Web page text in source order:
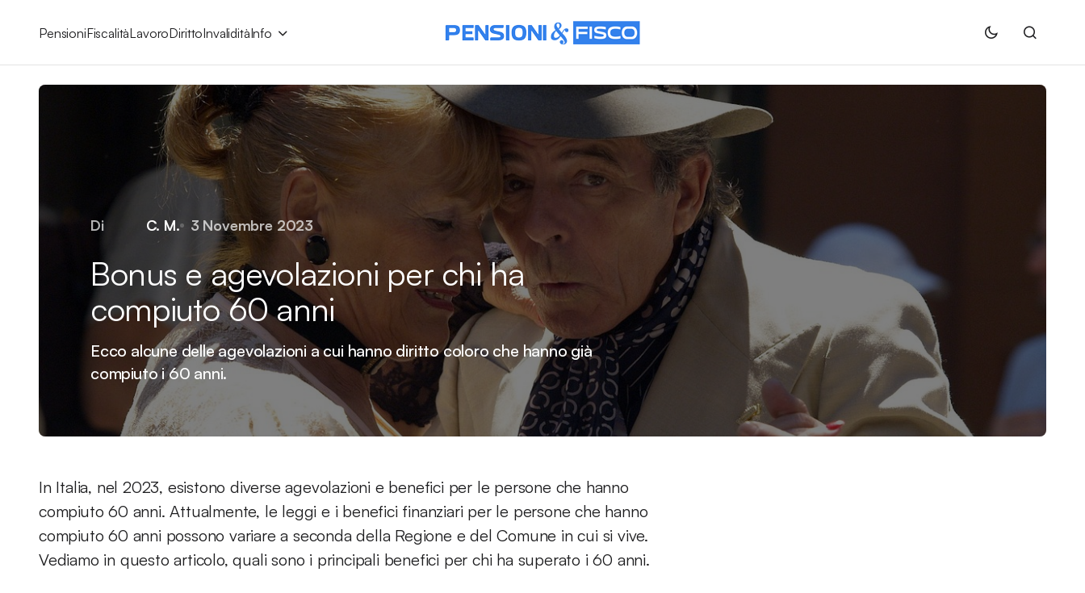
PensioniFiscalitàLavoroDirittoInvaliditàInfo
Di C. M. 3 Novembre 2023
Bonus e agevolazioni per chi ha
compiuto 60 anni
Ecco alcune delle agevolazioni a cui hanno diritto coloro che hanno già
compiuto i 60 anni.
In Italia, nel 2023, esistono diverse agevolazioni e benefici per le persone che hanno
compiuto 60 anni. Attualmente, le leggi e i benefici finanziari per le persone che hanno
compiuto 60 anni possono variare a seconda della Regione e del Comune in cui si vive.
Vediamo in questo articolo, quali sono i principali benefici per chi ha superato i 60 anni.